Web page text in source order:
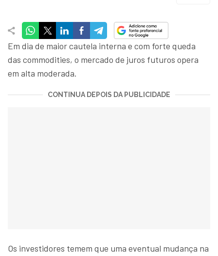
Em dia de maior cautela interna e com forte queda
das commodities, o mercado de juros futuros opera
em alta moderada.
CONTINUA DEPOIS DA PUBLICIDADE
Os investidores temem que uma eventual mudança na